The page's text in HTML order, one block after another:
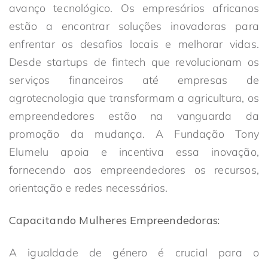
avanço tecnológico. Os empresários africanos
estão a encontrar soluções inovadoras para
enfrentar os desafios locais e melhorar vidas.
Desde startups de fintech que revolucionam os
serviços financeiros até empresas de
agrotecnologia que transformam a agricultura, os
empreendedores estão na vanguarda da
promoção da mudança. A Fundação Tony
Elumelu apoia e incentiva essa inovação,
fornecendo aos empreendedores os recursos,
orientação e redes necessários.
Capacitando Mulheres Empreendedoras:
A igualdade de género é crucial para o